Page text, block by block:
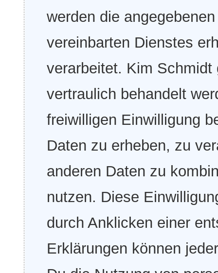
werden die
vereinbarten Dienstes
verarbeitet. Kim
vertraulich behandelt
freiwilligen Einwilligung
Daten zu erheben, zu
anderen Daten zu
nutzen. Diese
durch Anklicken einer
Erklärungen können